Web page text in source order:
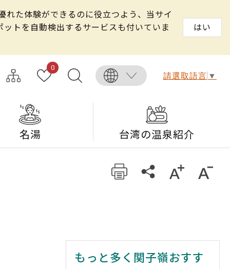
た体験ができるのに役立つよう、当サイ
トを自動検出するサービスも付いていま
はい
0
請選取語言 ▼
名湯 台湾の温泉紹介
もっと多く関子嶺おすす